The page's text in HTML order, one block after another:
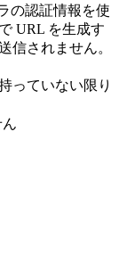
の認証情報を使
URL を生成す
信されません。
っていない限り